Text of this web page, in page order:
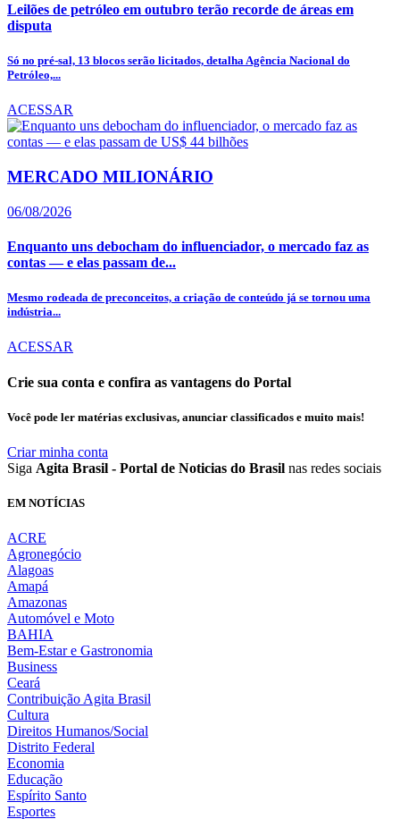
Leilões de petróleo em outubro terão recorde de áreas em
disputa
Só no pré-sal, 13 blocos serão licitados, detalha Agência Nacional do
Petróleo,...
ACESSAR
MERCADO MILIONÁRIO
06/08/2026
Enquanto uns debocham do influenciador, o mercado faz as
contas — e elas passam de...
Mesmo rodeada de preconceitos, a criação de conteúdo já se tornou uma
indústria...
ACESSAR
Crie sua conta e confira as vantagens do Portal
Você pode ler matérias exclusivas, anunciar classificados e muito mais!
Criar minha conta
Siga Agita Brasil - Portal de Noticias do Brasil nas redes sociais
EM NOTÍCIAS
ACRE
Agronegócio
Alagoas
Amapá
Amazonas
Automóvel e Moto
BAHIA
Bem-Estar e Gastronomia
Business
Ceará
Contribuição Agita Brasil
Cultura
Direitos Humanos/Social
Distrito Federal
Economia
Educação
Espírito Santo
Esportes